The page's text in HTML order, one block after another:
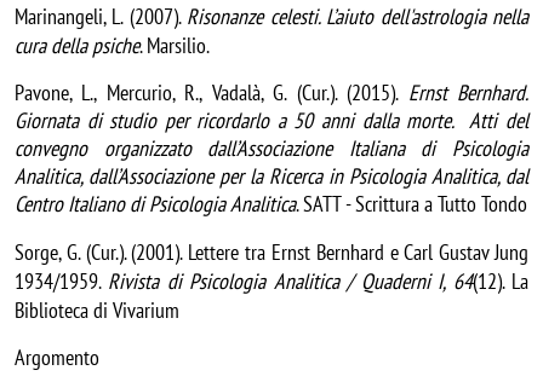
Marinangeli, L. (2007). Risonanze celesti. L’aiuto dell'astrologia nella
cura della psiche. Marsilio.
Pavone, L., Mercurio, R., Vadalà, G. (Cur.). (2015). Ernst Bernhard.
Giornata di studio per ricordarlo a 50 anni dalla morte. Atti del
convegno organizzato dall’Associazione Italiana di Psicologia
Analitica, dall’Associazione per la Ricerca in Psicologia Analitica, dal
Centro Italiano di Psicologia Analitica. SATT - Scrittura a Tutto Tondo
Sorge, G. (Cur.). (2001). Lettere tra Ernst Bernhard e Carl Gustav Jung
1934/1959. Rivista di Psicologia Analitica / Quaderni I, 64(12). La
Biblioteca di Vivarium
Argomento